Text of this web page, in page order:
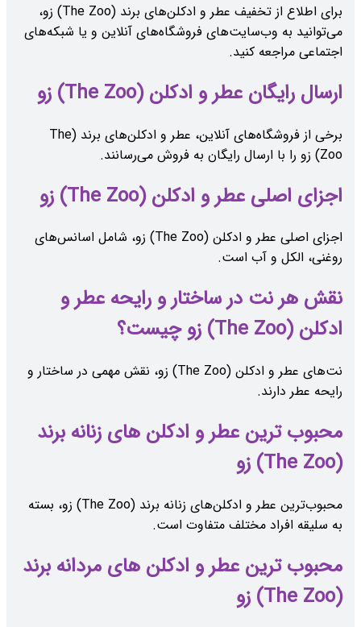
برای اطلاع از تخفیف عطر و ادکلن‌های برند (The Zoo) زو،
می‌توانید به وب‌سایت‌های فروشگاه‌های آنلاین و یا شبکه‌های
اجتماعی مراجعه کنید.
ارسال رایگان عطر و ادکلن (The Zoo) زو
برخی از فروشگاه‌های آنلاین، عطر و ادکلن‌های برند (The
Zoo) زو را با ارسال رایگان به فروش می‌رسانند.
اجزای اصلی عطر و ادکلن (The Zoo) زو
اجزای اصلی عطر و ادکلن (The Zoo) زو، شامل اسانس‌های
روغنی، الکل و آب است.
نقش هر نت در ساختار و رایحه عطر و
ادکلن (The Zoo) زو چیست؟
نت‌های عطر و ادکلن (The Zoo) زو، نقش مهمی در ساختار و
رایحه عطر دارند.
محبوب ‌ترین عطر و ادکلن های زنانه برند
(The Zoo) زو
محبوب‌ترین عطر و ادکلن‌های زنانه برند (The Zoo) زو، بسته
به سلیقه افراد مختلف متفاوت است.
محبوب ‌ترین عطر و ادکلن های مردانه برند
(The Zoo) زو